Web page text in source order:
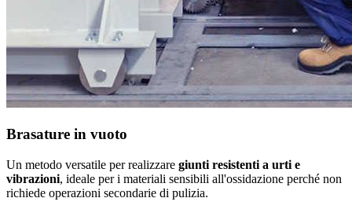
Brasature in vuoto
Un metodo versatile per realizzare giunti resistenti a urti e
vibrazioni, ideale per i materiali sensibili all'ossidazione perché non
richiede operazioni secondarie di pulizia.